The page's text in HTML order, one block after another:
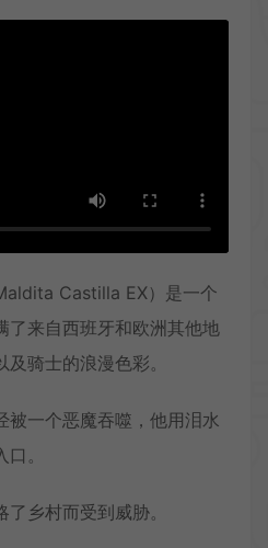
Castilla EX）是一个
了来自西班牙和欧洲其他地
骑士的浪漫色彩。
被一个恶魔吞噬，他用泪水
。
乡村而受到威胁。